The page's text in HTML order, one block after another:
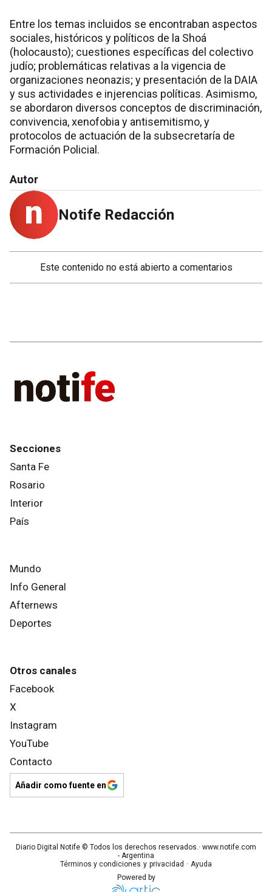
Entre los temas incluidos se encontraban aspectos
sociales, históricos y políticos de la Shoá
(holocausto); cuestiones específicas del colectivo
judío; problemáticas relativas a la vigencia de
organizaciones neonazis; y presentación de la DAIA
y sus actividades e injerencias políticas. Asimismo,
se abordaron diversos conceptos de discriminación,
convivencia, xenofobia y antisemitismo, y
protocolos de actuación de la subsecretaría de
Formación Policial.
Autor
Notife Redacción
Este contenido no está abierto a comentarios
Secciones
Santa Fe
Rosario
Interior
País
Mundo
Info General
Afternews
Deportes
Otros canales
Facebook
X
Instagram
YouTube
Contacto
Añadir como fuente en
Diario Digital Notife © Todos los derechos reservados.· www.notife.com
- Argentina
Términos y condiciones y privacidad · Ayuda
Powered by